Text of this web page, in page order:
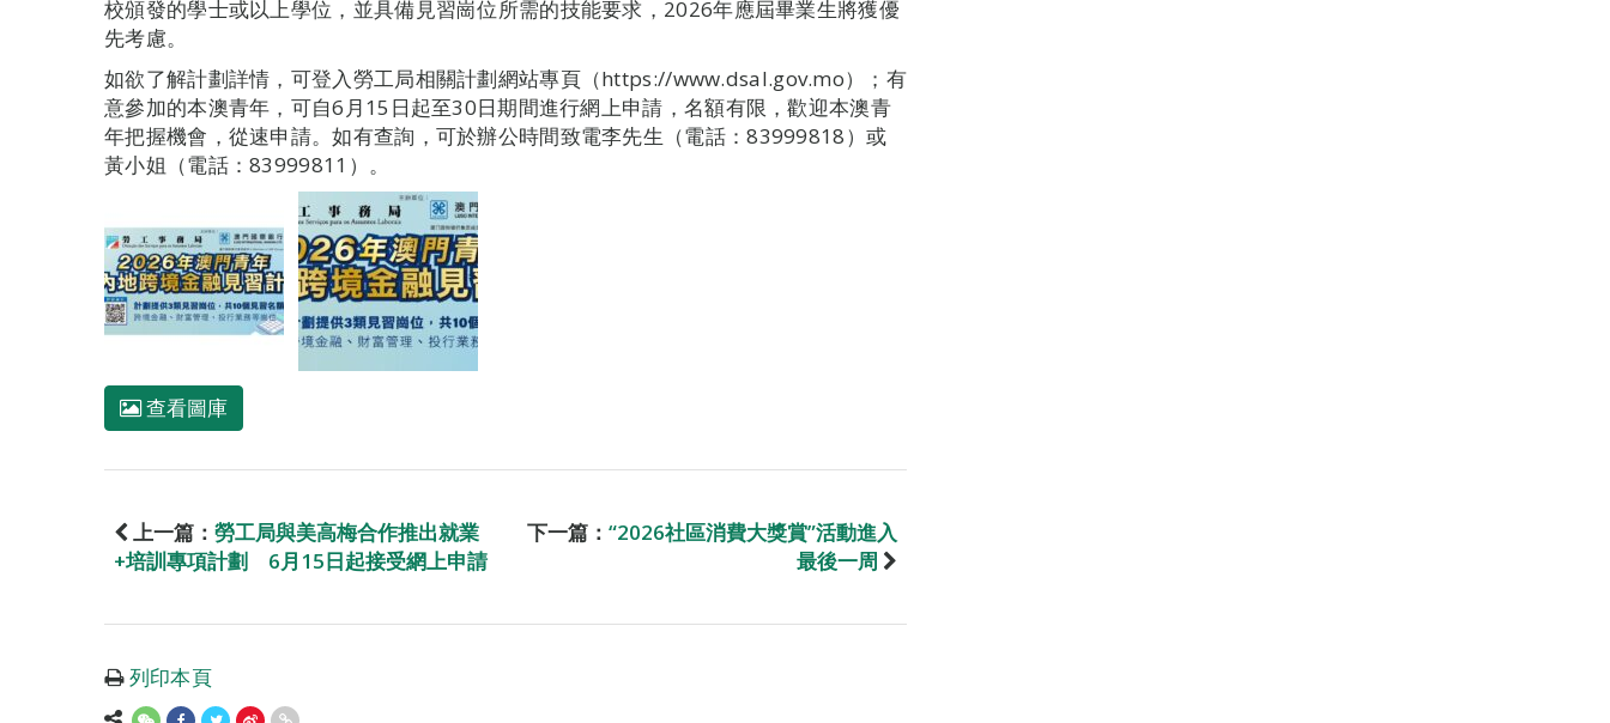
校頒發的學士或以上學位，並具備見習崗位所需的技能要求，2026年應屆畢業生將獲優
先考慮。
如欲了解計劃詳情，可登入勞工局相關計劃網站專頁（https://www.dsal.gov.mo）；有
意參加的本澳青年，可自6月15日起至30日期間進行網上申請，名額有限，歡迎本澳青
年把握機會，從速申請。如有查詢，可於辦公時間致電李先生（電話：83999818）或
黃小姐（電話：83999811）。
查看圖庫
上一篇： 勞工局與美高梅合作推出就業
+培訓專項計劃 6月15日起接受網上申請
下一篇： “2026社區消費大獎賞”活動進入
最後一周
列印本頁